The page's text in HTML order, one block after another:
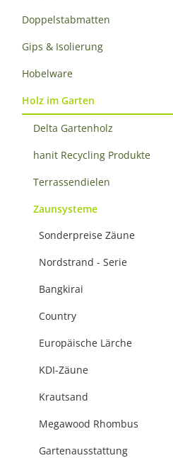
Doppelstabmatten
Gips & Isolierung
Hobelware
Holz im Garten
Delta Gartenholz
hanit Recycling Produkte
Terrassendielen
Zaunsysteme
Sonderpreise Zäune
Nordstrand - Serie
Bangkirai
Country
Europäische Lärche
KDI-Zäune
Krautsand
Megawood Rhombus
Gartenausstattung